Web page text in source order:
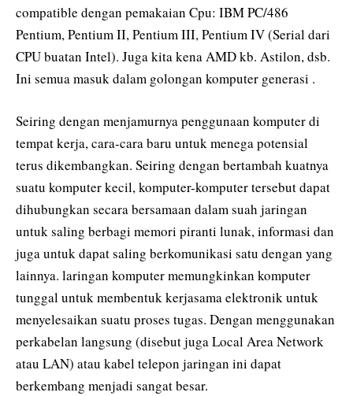
compatible dengan pemakaian Cpu: IBM PC/486
Pentium, Pentium II, Pentium III, Pentium IV (Serial dari
CPU buatan Intel). Juga kita kena AMD kb. Astilon, dsb.
Ini semua masuk dalam golongan komputer generasi .
Seiring dengan menjamurnya penggunaan komputer di
tempat kerja, cara-cara baru untuk menega potensial
terus dikembangkan. Seiring dengan bertambah kuatnya
suatu komputer kecil, komputer-komputer tersebut dapat
dihubungkan secara bersamaan dalam suah jaringan
untuk saling berbagi memori piranti lunak, informasi dan
juga untuk dapat saling berkomunikasi satu dengan yang
lainnya. laringan komputer memungkinkan komputer
tunggal untuk membentuk kerjasama elektronik untuk
menyelesaikan suatu proses tugas. Dengan menggunakan
perkabelan langsung (disebut juga Local Area Network
atau LAN) atau kabel telepon jaringan ini dapat
berkembang menjadi sangat besar.